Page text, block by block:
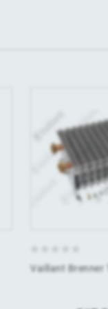
Vaillant Brenner